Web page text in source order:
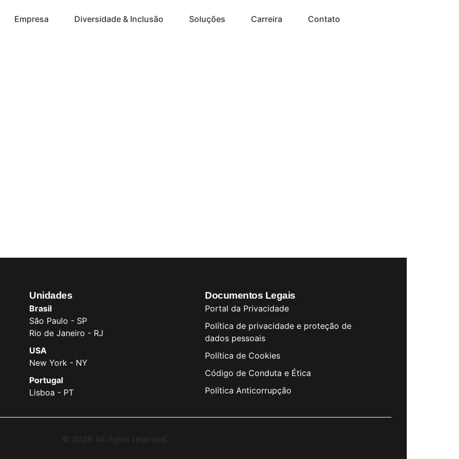
Empresa Diversidade & Inclusão Soluções Carreira Contato
Unidades
Brasil
São Paulo - SP
Rio de Janeiro - RJ
USA
New York - NY
Portugal
Lisboa - PT
Documentos Legais
Portal da Privacidade
Política de privacidade e proteção de
dados pessoais
Política de Cookies
Código de Conduta e Ética
Política Anticorrupção
© 2026 All rights reserved.